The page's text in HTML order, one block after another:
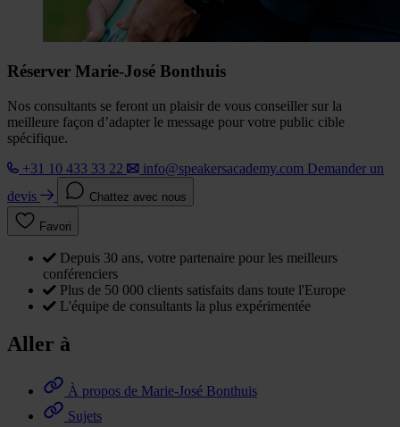
Réserver Marie-José Bonthuis
Nos consultants se feront un plaisir de vous conseiller sur la
meilleure façon d’adapter le message pour votre public cible
spécifique.
+31 10 433 33 22
info@speakersacademy.com Demander un
devis
Chattez avec nous
Favori
Depuis 30 ans, votre partenaire pour les meilleurs
conférenciers
Plus de 50 000 clients satisfaits dans toute l'Europe
L'équipe de consultants la plus expérimentée
Aller à
À propos de Marie-José Bonthuis
Sujets